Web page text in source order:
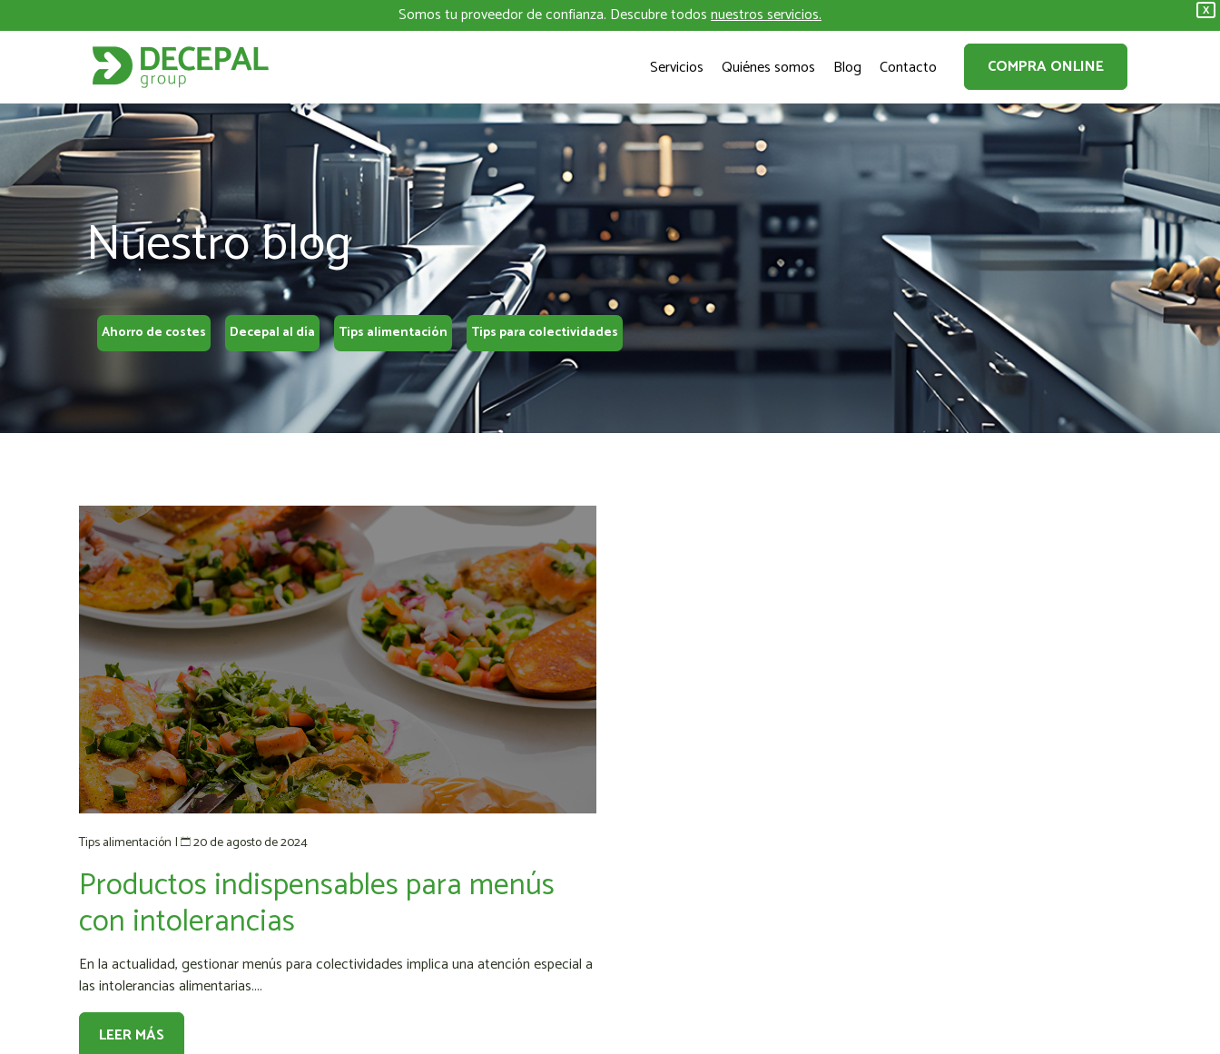
X
Somos tu proveedor de confianza. Descubre todosnuestros servicios.
Servicios Quiénes somos Blog Contacto COMPRA ONLINE
Nuestro blog
Ahorro de costes Decepal al día Tips alimentación Tips para colectividades
Tips alimentación | 20 de agosto de 2024
Productos indispensables para menús
con intolerancias
En la actualidad, gestionar menús para colectividades implica una atención especial a
las intolerancias alimentarias....
LEER MÁS